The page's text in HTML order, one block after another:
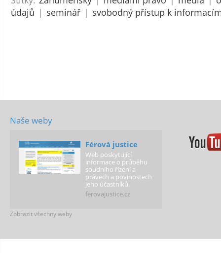
údajů | seminář | svobodný přístup k
Naše weby
Férová justice
Web poskytující
informace o průběhu
soudního řízení a
právech a povinostech
jeho účastníků.
ferovajustice.cz
Lidi Ligy
Zobrazit všechny weby